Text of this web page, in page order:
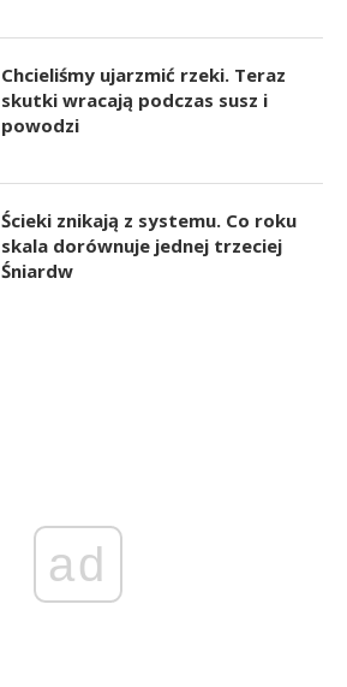
Chcieliśmy ujarzmić rzeki. Teraz
skutki wracają podczas susz i
powodzi
Ścieki znikają z systemu. Co roku
skala dorównuje jednej trzeciej
Śniardw
ad